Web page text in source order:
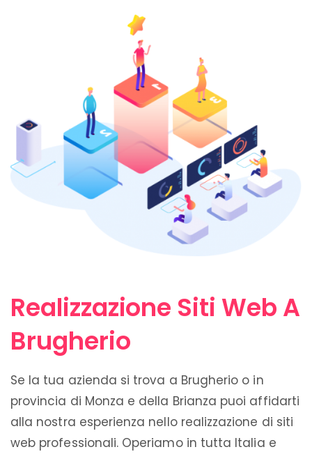
Realizzazione Siti Web A
Brugherio
Se la tua azienda si trova a Brugherio o in
provincia di Monza e della Brianza puoi affidarti
alla nostra esperienza nello realizzazione di siti
web professionali. Operiamo in tutta Italia e